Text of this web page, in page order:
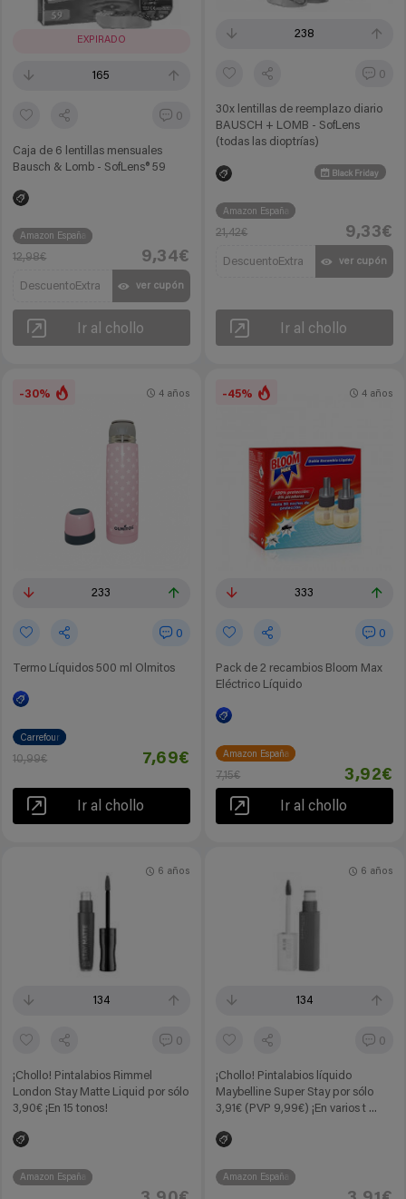
EXPIRADO
165
0
Caja de 6 lentillas mensuales
Bausch & Lomb - SofLens® 59
Amazon España
12,98€ 9,34€
DescuentoExtra ver cupón
Ir al chollo
238
0
30x lentillas de reemplazo diario
BAUSCH + LOMB - SofLens
(todas las dioptrías)
Black Friday
Amazon España
21,42€ 9,33€
DescuentoExtra ver cupón
Ir al chollo
-30%
233
0
Termo Líquidos 500 ml Olmitos
4 años
Carrefour
10,99€ 7,69€
Ir al chollo
-45%
333
0
Pack de 2 recambios Bloom Max
Eléctrico Líquido
4 años
Amazon España
7,15€ 3,92€
Ir al chollo
134
0
¡Chollo! Pintalabios Rimmel
London Stay Matte Liquid por sólo
3,90€ ¡En 15 tonos!
6 años
Amazon España
134
0
¡Chollo! Pintalabios líquido
Maybelline Super Stay por sólo
3,91€ (PVP 9,99€) ¡En varios t ...
6 años
Amazon España